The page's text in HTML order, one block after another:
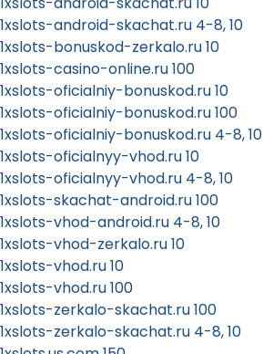
1xslots-android-skachat.ru 4-8, 10
1xslots-bonuskod-zerkalo.ru 10
1xslots-casino-online.ru 100
1xslots-oficialniy-bonuskod.ru 10
1xslots-oficialniy-bonuskod.ru 100
1xslots-oficialniy-bonuskod.ru 4-8, 10
1xslots-oficialnyy-vhod.ru 10
1xslots-oficialnyy-vhod.ru 4-8, 10
1xslots-skachat-android.ru 100
1xslots-vhod-android.ru 4-8, 10
1xslots-vhod-zerkalo.ru 10
1xslots-vhod.ru 10
1xslots-vhod.ru 100
1xslots-zerkalo-skachat.ru 100
1xslots-zerkalo-skachat.ru 4-8, 10